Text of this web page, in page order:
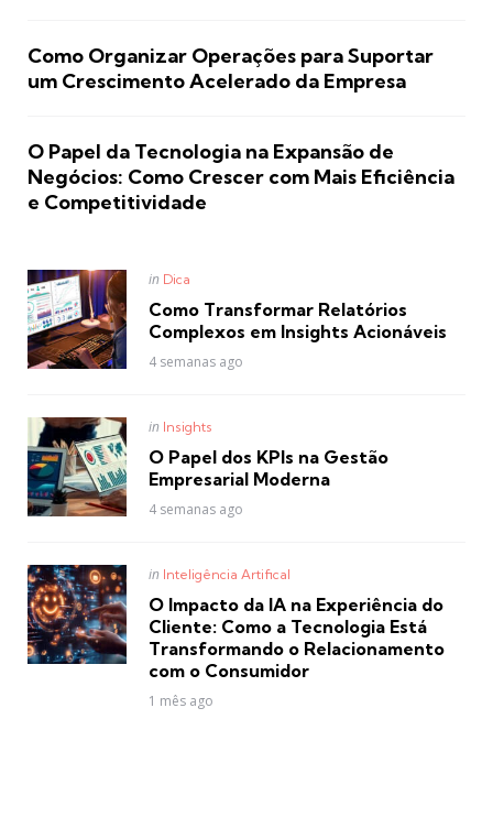
Como Organizar Operações para Suportar
um Crescimento Acelerado da Empresa
O Papel da Tecnologia na Expansão de
Negócios: Como Crescer com Mais Eficiência
e Competitividade
Posted
in
in Dica
Como Transformar Relatórios
Complexos em Insights Acionáveis
4 semanas ago
Posted
in
in Insights
O Papel dos KPIs na Gestão
Empresarial Moderna
4 semanas ago
Posted
in
in Inteligência Artifical
O Impacto da IA na Experiência do
Cliente: Como a Tecnologia Está
Transformando o Relacionamento
com o Consumidor
1 mês ago